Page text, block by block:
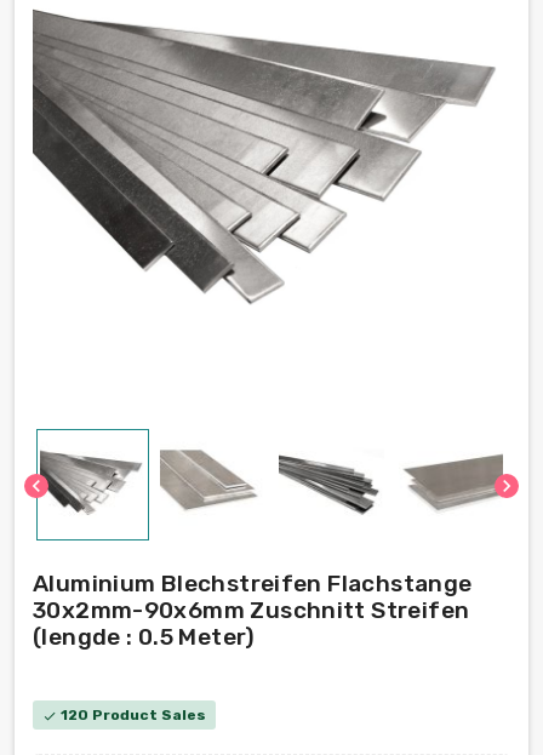
chevron_left chevron_right
Aluminium Blechstreifen Flachstange
30x2mm-90x6mm Zuschnitt Streifen
(lengde : 0.5 Meter)
check 120 Product Sales